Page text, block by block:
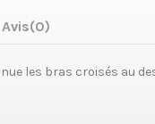
Avis(0)
les bras croisés au